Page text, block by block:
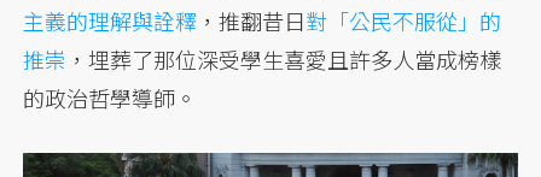
主義的理解與詮釋 ，推翻昔日對「公民不服從」的
推崇 ，埋葬了那位深受學生喜愛且許多人當成榜樣
的政治哲學導師。